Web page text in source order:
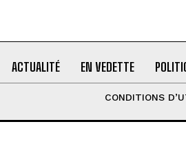
ACTUALITÉ EN VEDETTE
CONDITIONS